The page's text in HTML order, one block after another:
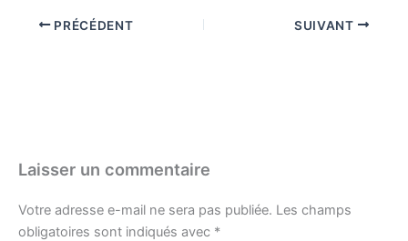
PRÉCÉDENT SUIVANT
Laisser un commentaire
Votre adresse e-mail ne sera pas publiée. Les champs
obligatoires sont indiqués avec *